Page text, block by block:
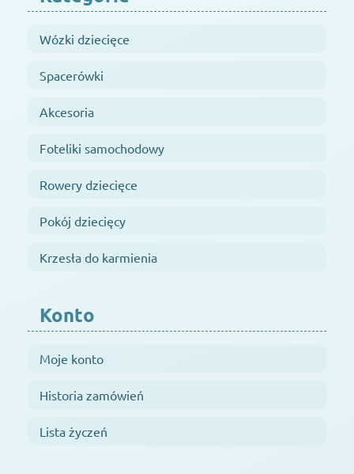
Wózki dziecięce
Spacerówki
Akcesoria
Foteliki samochodowy
Rowery dziecięce
Pokój dziecięcy
Krzesła do karmienia
Konto
Moje konto
Historia zamówień
Lista życzeń